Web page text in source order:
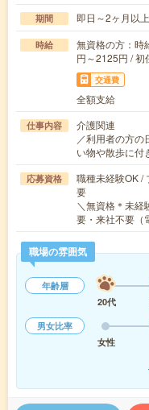
期間 即日～2ヶ月以
時給
無資格の方：時
円～2125円 /
交通費
全額支給
仕事内容
介護関連
／利用者の方
い物や散歩に
応募資格
職種未経験OK /
要
＼無資格＊未
要・来社不要
職場の雰囲気
年齢層
20代
男女比率
女性